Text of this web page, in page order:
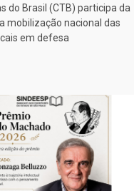
do Brasil (CTB) participa da
mobilização nacional das
em defesa